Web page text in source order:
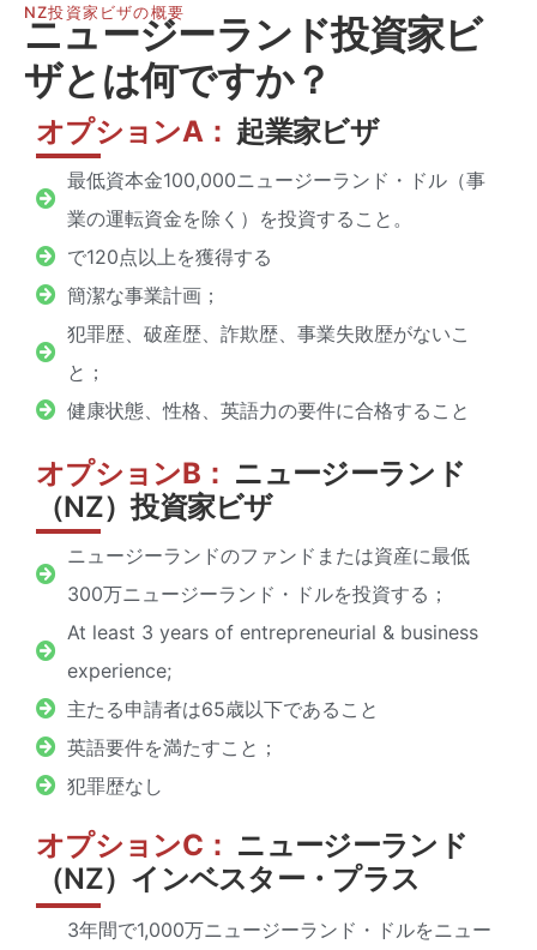
NZ投資家ビザの概要
ニュージーランド投資家ビ
ザとは何ですか？
オプションA： 起業家ビザ
最低資本金100,000ニュージーランド・ドル（事
業の運転資金を除く）を投資すること。
で120点以上を獲得する
簡潔な事業計画；
犯罪歴、破産歴、詐欺歴、事業失敗歴がないこ
と；
健康状態、性格、英語力の要件に合格すること
オプションB： ニュージーランド
（NZ）投資家ビザ
ニュージーランドのファンドまたは資産に最低
300万ニュージーランド・ドルを投資する；
At least 3 years of entrepreneurial & business
experience;
主たる申請者は65歳以下であること
英語要件を満たすこと；
犯罪歴なし
オプションC： ニュージーランド
（NZ）インベスター・プラス
3年間で1,000万ニュージーランド・ドルをニュー